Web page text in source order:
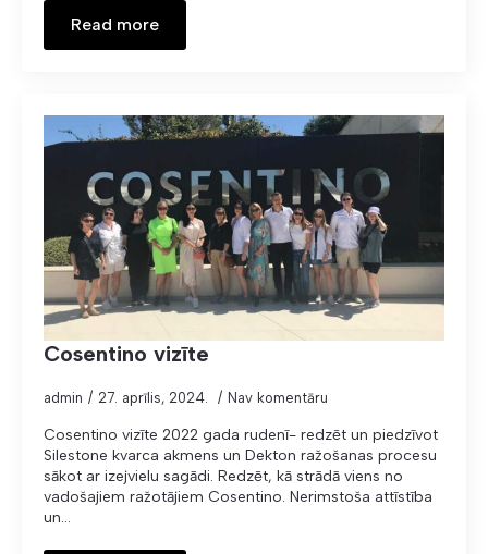
Read more
Cosentino vizīte
admin 27. aprīlis, 2024. Nav komentāru
Cosentino vizīte 2022 gada rudenī- redzēt un piedzīvot
Silestone kvarca akmens un Dekton ražošanas procesu
sākot ar izejvielu sagādi. Redzēt, kā strādā viens no
vadošajiem ražotājiem Cosentino. Nerimstoša attīstība
un…